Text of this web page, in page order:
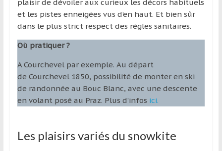
plaisir de dévoiler aux curieux les décors habituels
et les pistes enneigées vus d’en haut. Et bien sûr
dans le plus strict respect des règles sanitaires.
Où pratiquer ?
A Courchevel par exemple. Au départ
de Courchevel 1850, possibilité de monter en ski
de randonnée au Bouc Blanc, avec une descente
en volant posé au Praz. Plus d’infos ici.
Les plaisirs variés du snowkite